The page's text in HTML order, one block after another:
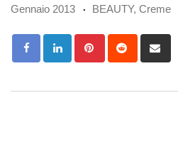
Gennaio 2013 BEAUTY, Creme
PinterestReddit
via